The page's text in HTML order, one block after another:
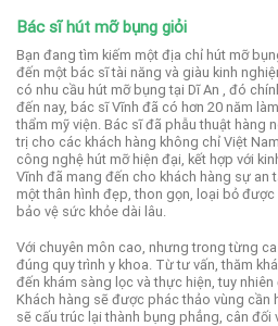
Bác sĩ hút mỡ bụng giỏi
Bạn đang tìm kiếm một địa chỉ hút mỡ
đến một bác sĩ tài năng và giàu kinh
có nhu cầu hút mỡ bụng tại Dĩ An , đó
đến nay, bác sĩ Vĩnh đã có hơn 20 năm
thẩm mỹ viện. Bác sĩ đã phẫu thuật hàng
trị cho các khách hàng không chỉ Việt
công nghệ hút mỡ hiện đại, kết hợp với
Vĩnh đã mang đến cho khách hàng sự an
một thân hình đẹp, thon gọn, loại bỏ
bảo vệ sức khỏe dài lâu.
Với chuyên môn cao, nhưng trong từng
đúng quy trình y khoa. Từ tư vấn, thăm
đến khám sàng lọc và thực hiện, tuy
Khách hàng sẽ được phác thảo vùng cần
sẽ cấu trúc lại thành bụng phẳng, cân đối